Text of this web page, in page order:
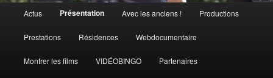
Aller au contenu principal
Aller au contenu secondaire
Actus Présentation Avec les anciens ! Productions
Prestations Résidences Webdocumentaire
Montrer les films VIDÉOBINGO Partenaires